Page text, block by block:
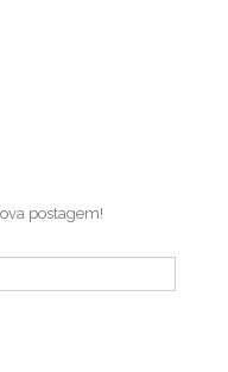
postagem!